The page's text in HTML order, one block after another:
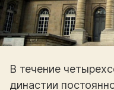
В течение
династии